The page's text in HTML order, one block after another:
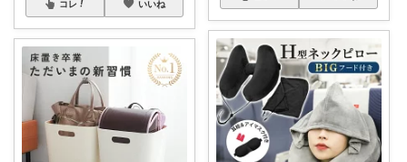
コレ いいね